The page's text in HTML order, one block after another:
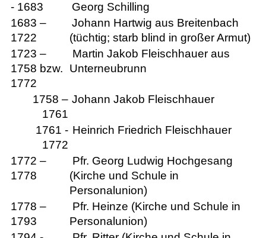
- 1683
Georg Schilling
1683 –
1722
Johann Hartwig aus Breitenbach
(tüchtig; starb blind in großer Armut)
1723 –
1758 bzw.
1772
Martin Jakob Fleischhauer aus
Unterneubrunn
1758 –
1761
Johann Jakob Fleischhauer
1761 -
1772
Heinrich Friedrich Fleischhauer
1772 –
1778
Pfr. Georg Ludwig Hochgesang
(Kirche und Schule in
Personalunion)
1778 –
1793
Pfr. Heinze (Kirche und Schule in
Personalunion)